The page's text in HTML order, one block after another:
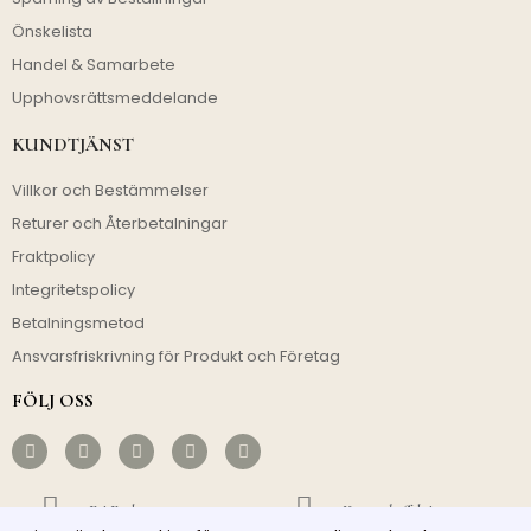
Önskelista
Handel & Samarbete
Upphovsrättsmeddelande
KUNDTJÄNST
Villkor och Bestämmelser
Returer och Återbetalningar
Fraktpolicy
Integritetspolicy
Betalningsmetod
Ansvarsfriskrivning för Produkt och Företag
FÖLJ OSS
Fri Frakt Kostnadseffektivt